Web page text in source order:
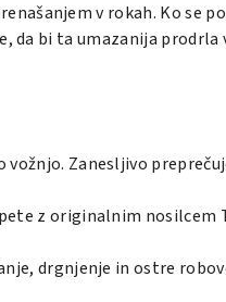
v rokah. Ko se
da bi ta umazanija prodrla
Zanesljivo
z originalnim nosilcem
drgnjenje in ostre